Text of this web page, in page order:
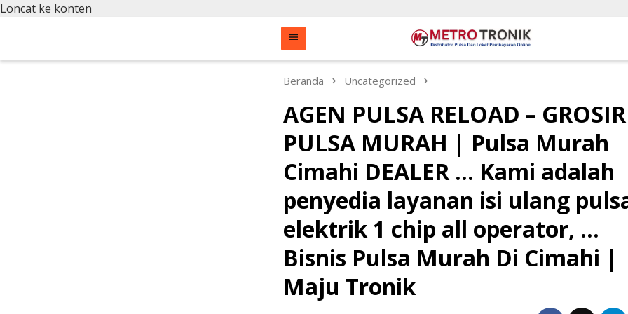
Loncat ke konten
Beranda Uncategorized
AGEN PULSA RELOAD – GROSIR
PULSA MURAH | Pulsa Murah
Cimahi DEALER … Kami adalah
penyedia layanan isi ulang
elektrik 1 chip all operator, …
Bisnis Pulsa Murah Di Cimahi |
Maju Tronik